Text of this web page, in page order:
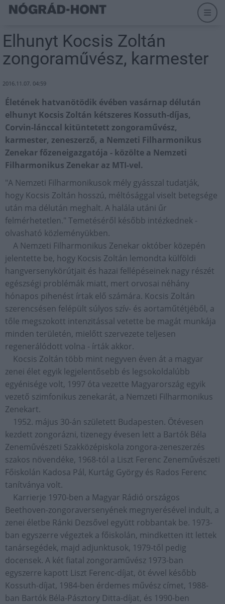
Elhunyt Kocsis Zoltán
zongoraművész, karmester
2016.11.07. 04:59
Életének hatvanötödik évében vasárnap délután
elhunyt Kocsis Zoltán kétszeres Kossuth-díjas,
Corvin-lánccal kitüntetett zongoraművész,
karmester, zeneszerző, a Nemzeti Filharmonikus
Zenekar főzeneigazgatója - közölte a Nemzeti
Filharmonikus Zenekar az MTI-vel.
"A Nemzeti Filharmonikusok mély gyásszal tudatják,
hogy Kocsis Zoltán hosszú, méltósággal viselt betegsége
után ma délután meghalt. A halála utáni űr
felmérhetetlen." Temetéséről később intézkednek -
olvasható közleményükben.
A Nemzeti Filharmonikus Zenekar október közepén
jelentette be, hogy Kocsis Zoltán lemondta külföldi
hangversenykörútjait és hazai fellépéseinek nagy részét
egészségi problémák miatt, mert orvosai néhány
hónapos pihenést írtak elő számára. Kocsis Zoltán
szerencsésen felépült súlyos szív- és aortaműtétjéből, a
tőle megszokott intenzitással vetette be magát munkája
minden területén, mielőtt szervezete teljesen
regenerálódott volna - írták akkor.
Kocsis Zoltán több mint negyven éven át a magyar
zenei élet egyik legjelentősebb és legsokoldalúbb
egyénisége volt, 1997 óta vezette Magyarország egyik
vezető szimfonikus zenekarát, a Nemzeti Filharmonikus
Zenekart.
1952. május 30-án született Budapesten. Ötévesen
kezdett zongorázni, tizenegy évesen lett a Bartók Béla
Zeneművészeti Szakközépiskola zongora-zeneszerzés
szakos növendéke, 1968-tól a Liszt Ferenc Zeneművészeti
Főiskolán Kadosa Pál, Kurtág György és Rados Ferenc
tanítványa volt.
Karrierje 1970-ben a Magyar Rádió országos
Beethoven-zongoraversenyének megnyerésével indult, a
zenei életbe Ránki Dezsővel együtt robbantak be. 1973-
ban egyszerre végeztek a főiskolán, mindketten itt lettek
tanársegédek, majd adjunktusok, 1979-től pedig
docensek. A két fiatal zongoraművész 1973-ban
egyszerre kapott Liszt Ferenc-díjat, öt évvel később
Kossuth-díjat, 1984-ben érdemes művész címet, 1988-
ban Bartók Béla-Pásztory Ditta-díjat, és 1990-ben